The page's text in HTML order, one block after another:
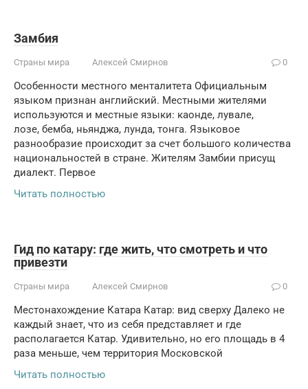
Замбия
Страны мира Алексей Смирнов 0
Особенности местного менталитета Официальным
языком признан английский. Местными жителями
используются и местные языки: каонде, лувале,
лозе, бемба, ньянджа, лунда, тонга. Языковое
разнообразие происходит за счет большого количества
национальностей в стране. Жителям Замбии присущ
диалект. Первое
Читать полностью
Гид по катару: где жить, что смотреть и что
привезти
Страны мира Алексей Смирнов 0
Местонахождение Катара Катар: вид сверху Далеко не
каждый знает, что из себя представляет и где
располагается Катар. Удивительно, но его площадь в 4
раза меньше, чем территория Московской
Читать полностью